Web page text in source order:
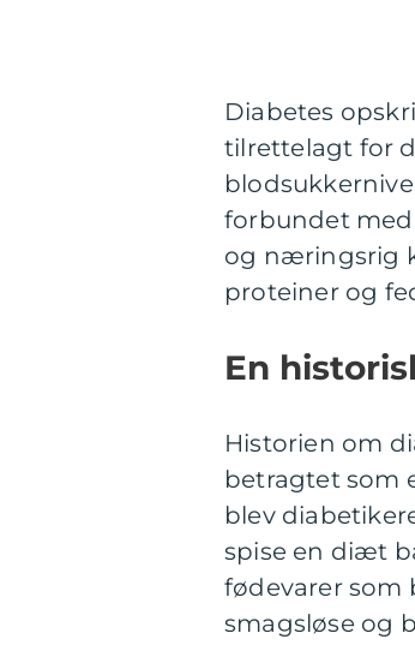
Diabetes
tilrettelagt for
forbundet med
og næringsrig
proteiner og
En
Historien om
betragtet som
blev
spise en diæt
fødevarer som
smagsløse og